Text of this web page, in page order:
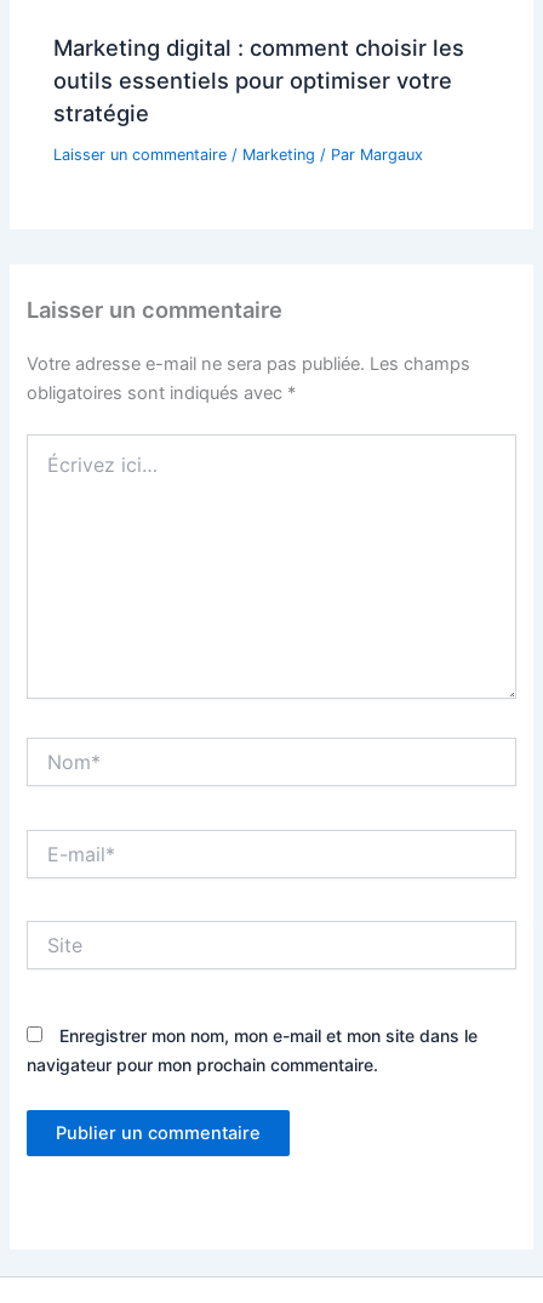
Marketing digital : comment choisir les
outils essentiels pour optimiser votre
stratégie
Laisser un commentaire / Marketing / Par Margaux
Laisser un commentaire
Votre adresse e-mail ne sera pas publiée. Les champs
obligatoires sont indiqués avec *
ici…
mail*
Enregistrer mon nom, mon e-mail et mon site dans le
navigateur pour mon prochain commentaire.